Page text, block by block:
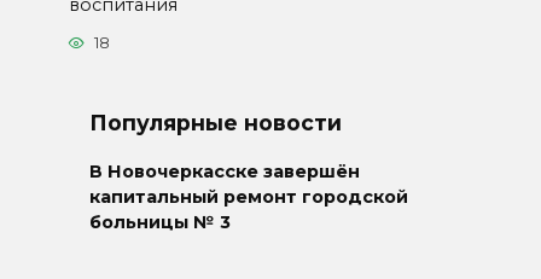
воспитания
18
Популярные новости
В Новочеркасске завершён
капитальный ремонт городской
больницы № 3